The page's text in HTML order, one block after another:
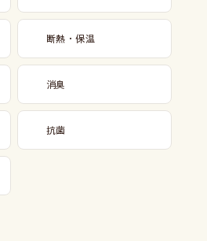
断熱・保温
消臭
抗菌